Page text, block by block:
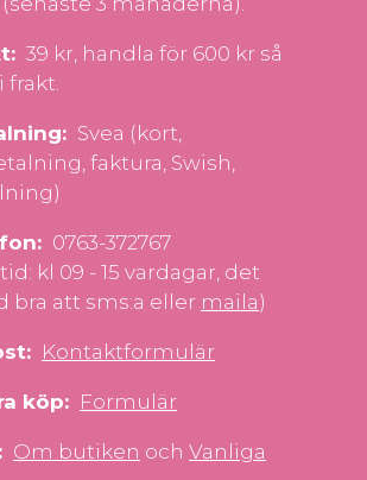
39 kr, handla för 600 kr så
frakt.
Svea (kort,
faktura, Swish,
0763-372767
kl 09 - 15 vardagar, det
bra att sms:a eller maila)
Kontaktformulär
köp: Formulär
Om butiken och Vanliga